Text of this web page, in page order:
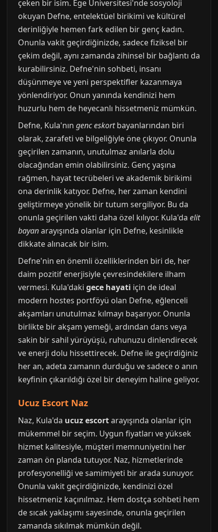
çeken bir isim. Ege Üniversitesi'nde sosyoloji
okuyan Defne, entelektüel birikimi ve kültürel
derinliğiyle hemen fark edilen bir genç kadın.
Onunla vakit geçirdiğinizde, sadece fiziksel bir
çekim değil, aynı zamanda zihinsel bir bağlantı da
kurabilirsiniz. Defne'nin sohbeti, insanı
düşünmeye ve yeni perspektifler kazanmaya
yönlendiriyor. Onun yanında kendinizi hem
huzurlu hem de heyecanlı hissetmeniz mümkün.
Defne, Kula'nın genc eskortbayanlarından biri
olarak, zarafeti ve bilgeliğiyle öne çıkıyor. Onunla
geçirilen zamanın, unutulmaz anılarla dolu
olacağından emin olabilirsiniz. Genç yaşına
rağmen, hayat tecrübeleri ve akademik birikimi
ona derinlik katıyor. Defne, her zaman kendini
geliştirmeye yönelik bir tutum sergiliyor. Bu da
onunla geçirilen vakti daha özel kılıyor. Kula'da elit
bayanarayışında olanlar için Defne, kesinlikle
dikkate alınacak bir isim.
Defne'nin en önemli özelliklerinden biri de, her
daim pozitif enerjisiyle çevresindekilere ilham
vermesi. Kula'daki gece hayati için de ideal
modern hostes portföyü olan Defne, eğlenceli
akşamları unutulmaz kılmayı başarıyor. Onunla
birlikte bir akşam yemeği, ardından dans veya
sakin bir sahil yürüyüşü, ruhunuzu dinlendirecek
ve enerji dolu hissettirecek. Defne ile geçirdiğiniz
her an, adeta zamanın durduğu ve sadece o anın
keyfinin çıkarıldığı özel bir deneyim haline geliyor.
Ucuz Escort Naz
Naz, Kula'da ucuz escortarayışında olanlar için
mükemmel bir seçim. Uygun fiyatları ve yüksek
hizmet kalitesiyle, müşteri memnuniyetini her
zaman ön planda tutuyor. Naz, hizmetlerinde
profesyonelliği ve samimiyeti bir arada sunuyor.
Onunla vakit geçirdiğinizde, kendinizi özel
hissetmeniz kaçınılmaz. Hem dostça sohbeti hem
de sıcak yaklaşımı sayesinde, onunla geçirilen
zamanda sıkılmak mümkün değil.